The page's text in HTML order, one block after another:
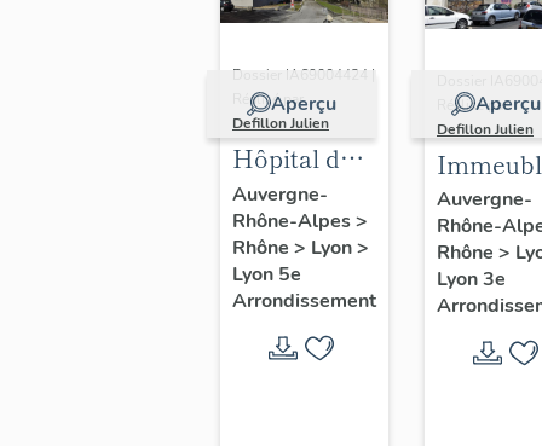
Aperçu
Dossier IA69004424 |
Réalisé par
Defillon Julien
Hôpital de
Fourvière,
centre de
gérontologie
Auvergne-
Rhône-Alpes>
Rhône > Lyon>
Lyon 5e
Arrondissement
Aperçu
Réalisé par
Defillon Julien
Auvergne-
Rhône-
Rhône >
Lyon 3e